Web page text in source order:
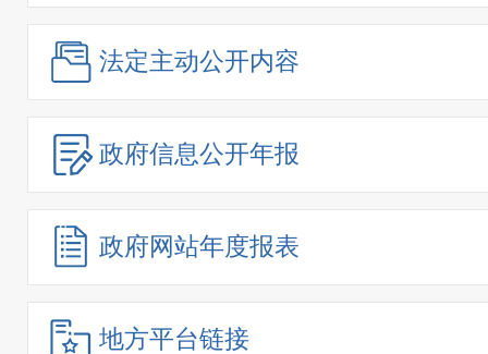
法定主动公开内容
政府信息公开年报
政府网站年度报表
地方平台链接